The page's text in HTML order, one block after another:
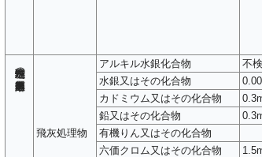
飛灰処理物の重金属類溶出基準
飛灰処理物
アルキル水銀化合物 不
水銀又はその化合物
カドミウム又はその化合物
鉛又はその化合物
有機りん又はその化合物
六価クロム又はその化合物